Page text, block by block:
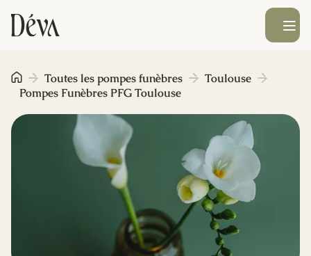
Obsèques
Prévoyance
Monument funéraire
Livraison de fleurs
Ouvrir le
Toutes les pompes funèbres
Toulouse
Pompes Funèbres PFG Toulouse